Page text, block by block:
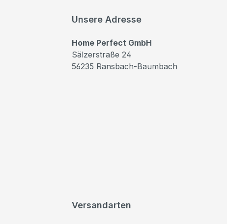
Versandarten
Unsere Adresse
Home Perfect GmbH
Sälzerstraße 24
56235 Ransbach-Baumbach